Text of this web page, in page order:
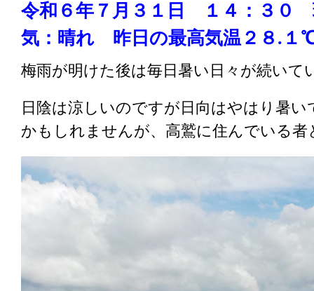
令和６年７月３１日 １４：３
気：晴れ 昨日の最高気温２８.１
梅雨が明けた後は毎日暑い日々が続いて
日陰は涼しいのですが日向はやはり暑
かもしれませんが、高鷲に住んでいる